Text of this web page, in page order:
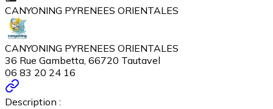
CANYONING PYRENEES ORIENTALES
CANYONING PYRENEES ORIENTALES
36 Rue Gambetta, 66720 Tautavel
06 83 20 24 16
Description :